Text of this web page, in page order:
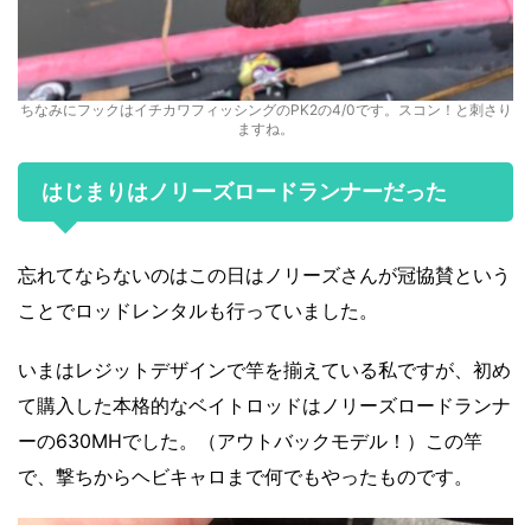
ちなみにフックはイチカワフィッシングのPK2の4/0です。スコン！と刺さり
ますね。
はじまりはノリーズロードランナーだった
忘れてならないのはこの日はノリーズさんが冠協賛という
ことでロッドレンタルも行っていました。
いまはレジットデザインで竿を揃えている私ですが、初め
て購入した本格的なベイトロッドはノリーズロードランナ
ーの630MHでした。（アウトバックモデル！）この竿
で、撃ちからヘビキャロまで何でもやったものです。